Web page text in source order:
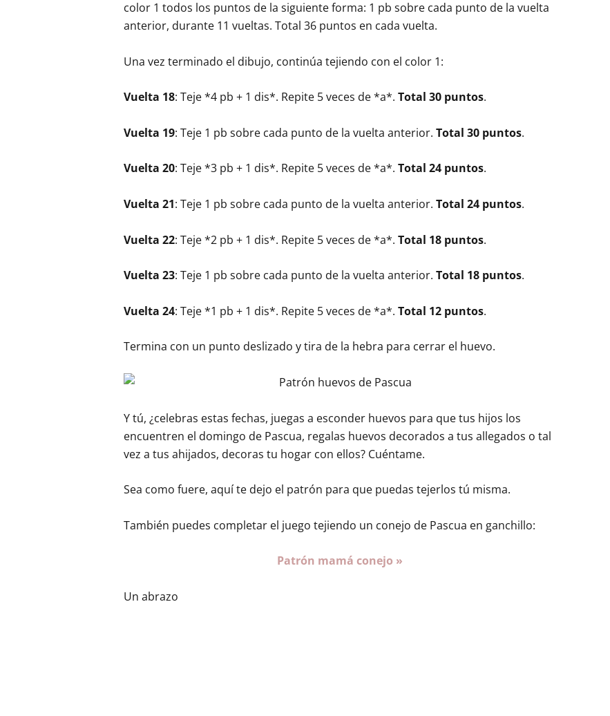
color 1 todos los puntos de la siguiente forma: 1 pb sobre cada punto de la vuelta
anterior, durante 11 vueltas. Total 36 puntos en cada vuelta.
Una vez terminado el dibujo, continúa tejiendo con el color 1:
Vuelta 18: Teje *4 pb + 1 dis*. Repite 5 veces de *a*. Total 30 puntos.
Vuelta 19: Teje 1 pb sobre cada punto de la vuelta anterior. Total 30 puntos.
Vuelta 20: Teje *3 pb + 1 dis*. Repite 5 veces de *a*. Total 24 puntos.
Vuelta 21: Teje 1 pb sobre cada punto de la vuelta anterior. Total 24 puntos.
Vuelta 22: Teje *2 pb + 1 dis*. Repite 5 veces de *a*. Total 18 puntos.
Vuelta 23: Teje 1 pb sobre cada punto de la vuelta anterior. Total 18 puntos.
Vuelta 24: Teje *1 pb + 1 dis*. Repite 5 veces de *a*. Total 12 puntos.
Termina con un punto deslizado y tira de la hebra para cerrar el huevo.
Y tú, ¿celebras estas fechas, juegas a esconder huevos para que tus hijos los
encuentren el domingo de Pascua, regalas huevos decorados a tus allegados o tal
vez a tus ahijados, decoras tu hogar con ellos? Cuéntame.
Sea como fuere, aquí te dejo el patrón para que puedas tejerlos tú misma.
También puedes completar el juego tejiendo un conejo de Pascua en ganchillo:
Patrón mamá conejo »
Un abrazo